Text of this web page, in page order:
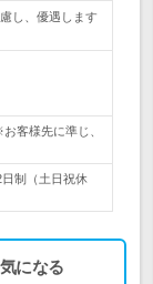
し、優遇します
客様先に準じ、
制（土日祝休
気になる